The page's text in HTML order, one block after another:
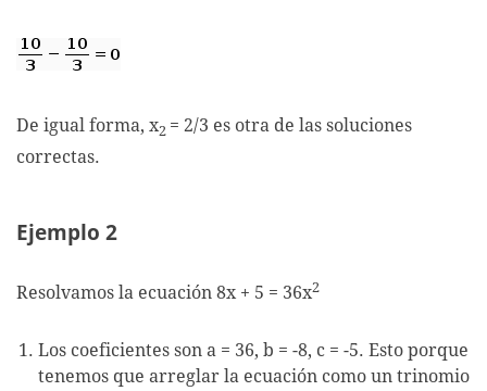
De igual forma, x2 = 2/3 es otra de las soluciones
correctas.
Ejemplo 2
Resolvamos la ecuación 8x + 5 = 36x2
Los coeficientes son a = 36, b = -8, c = -5. Esto porque
tenemos que arreglar la ecuación como un trinomio